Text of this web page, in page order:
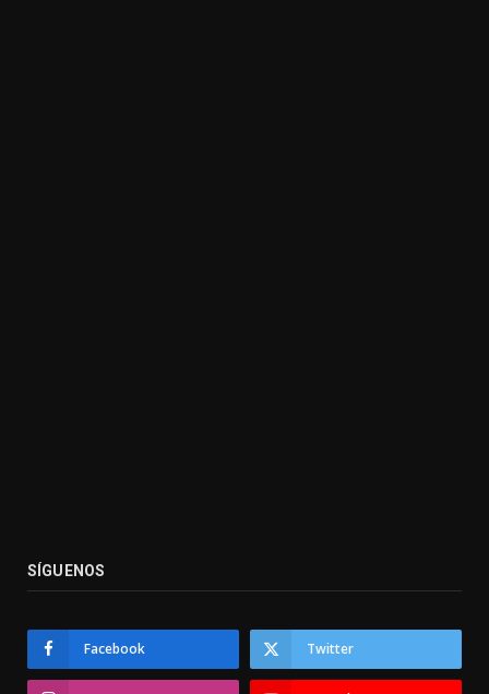
SÍGUENOS
Facebook Twitter